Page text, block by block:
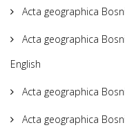
Acta geographica
Acta geographica
English
Acta geographica
Acta geographica